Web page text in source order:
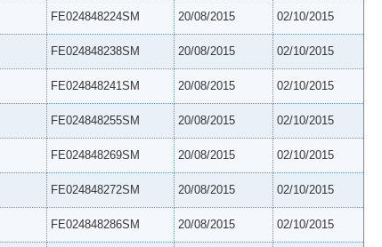
FE024848224SM 20/08/2015 02/10/2015
FE024848238SM 20/08/2015 02/10/2015
FE024848241SM 20/08/2015 02/10/2015
FE024848255SM 20/08/2015 02/10/2015
FE024848269SM 20/08/2015 02/10/2015
FE024848272SM 20/08/2015 02/10/2015
FE024848286SM 20/08/2015 02/10/2015